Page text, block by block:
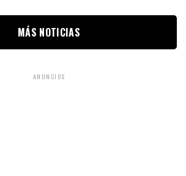
MÁS NOTICIAS
ANUNCIOS